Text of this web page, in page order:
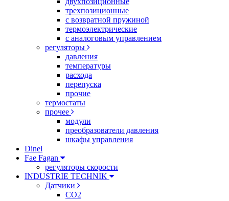
трехпозиционные
с возвратной пружиной
термоэлектрические
с аналоговым управлением
регуляторы
давления
температуры
расхода
перепуска
прочие
термостаты
прочее
модули
преобразователи давления
шкафы управления
Dinel
Fae Fagan
регуляторы скорости
INDUSTRIE TECHNIK
Датчики
CO2